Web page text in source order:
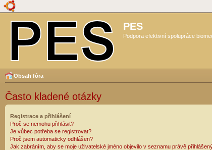
PES
Podpora efektivní spolupráce
Obsah fóra
Často kladené otázky
Registrace a přihlášení
Proč se nemohu přihlásit?
Je vůbec potřeba se registrovat?
Proč jsem automaticky odhlášen?
Jak zabráním, aby se moje uživatelské jméno objevilo v seznamu právě